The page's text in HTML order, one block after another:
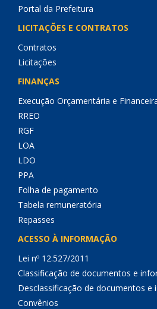
Portal da Prefeitura
LICITAÇÕES E CONTRATOS
Contratos
Licitações
FINANÇAS
Execução Orçamentária e
RREO
RGF
LOA
LDO
PPA
Folha de pagamento
Tabela remuneratória
Repasses
ACESSO À INFORMAÇÃO
Lei nº 12.527/2011
Classificação de documentos e
Desclassificação de documentos e
Convênios